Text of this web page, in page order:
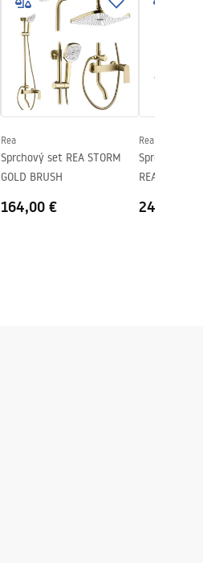
Rea
Sprchový set REA STORM
GOLD BRUSH
164,00 €
Rea
Sprchový
REA LUNGO
248,00 €